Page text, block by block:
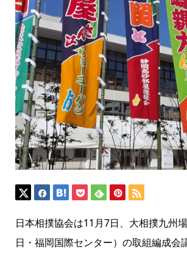
日本相撲協会は11月7日、大相撲九州
日・福岡国際センター）の取組編成会